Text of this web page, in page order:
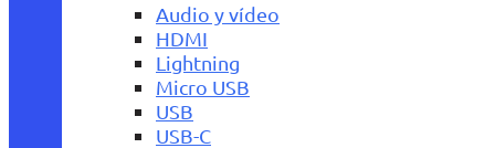
Audio y vídeo
HDMI
Lightning
Micro USB
USB
USB-C